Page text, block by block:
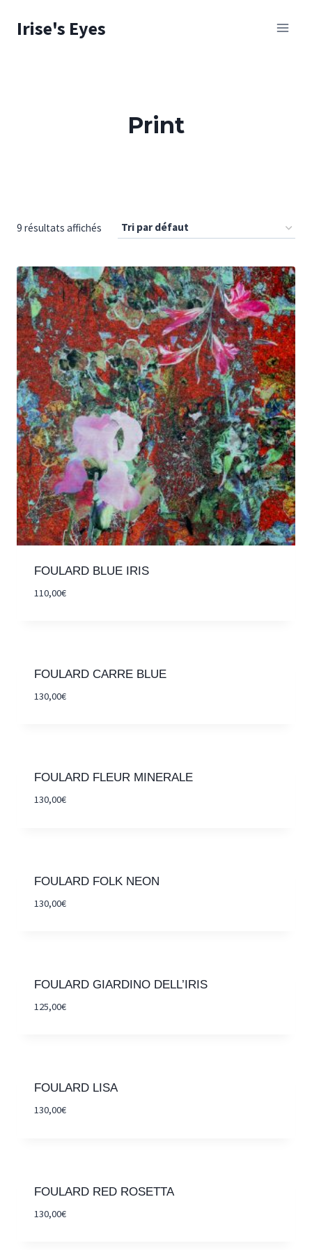
Irise's Eyes
Print
9 résultats affichés
FOULARD BLUE IRIS
110,00€
FOULARD CARRE BLUE
130,00€
FOULARD FLEUR MINERALE
130,00€
FOULARD FOLK NEON
130,00€
FOULARD GIARDINO DELL’IRIS
125,00€
FOULARD LISA
130,00€
FOULARD RED ROSETTA
130,00€